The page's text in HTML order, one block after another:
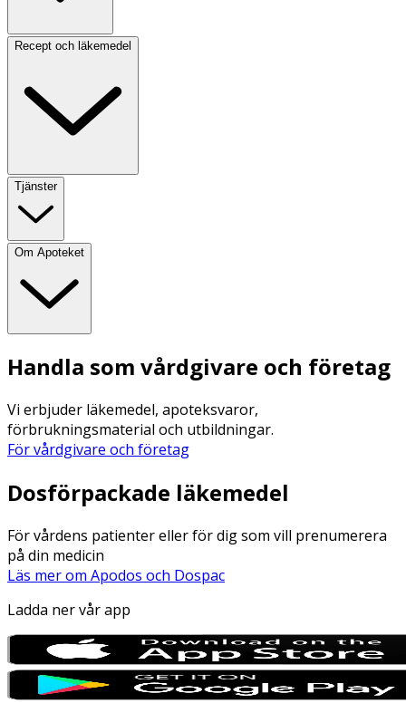
Recept och läkemedel
Tjänster
Om Apoteket
Handla som vårdgivare och företag
Vi erbjuder läkemedel, apoteksvaror,
förbrukningsmaterial och utbildningar.
För vårdgivare och företag
Dosförpackade läkemedel
För vårdens patienter eller för dig som vill prenumerera
på din medicin
Läs mer om Apodos och Dospac
Ladda ner vår app